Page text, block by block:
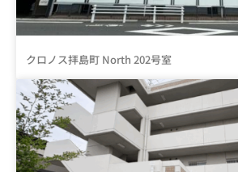
クロノス拝島町 North 202号室